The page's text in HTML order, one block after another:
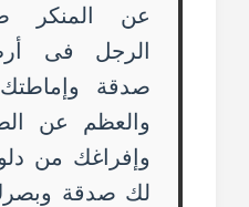
عن المنكر
الرجل فى
صدقة
والعظم عن
وإفراغك من
لك صدقة